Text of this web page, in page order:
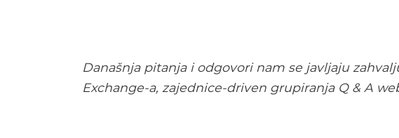
Današnja pitanja i odgovori nam se javljaju
Exchange-a, zajednice-driven grupiranja Q & A